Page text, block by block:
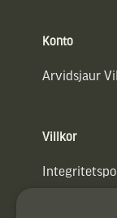
Konto
Arvidsjaur
Villkor